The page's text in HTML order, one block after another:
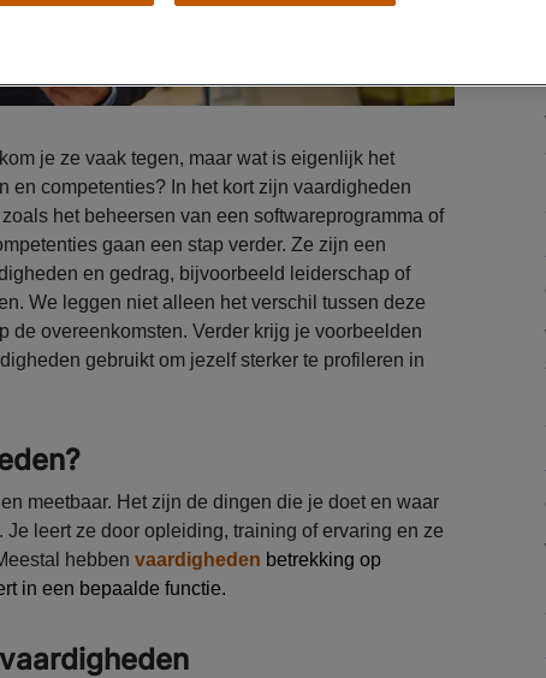
je ze vaak tegen, maar wat is eigenlijk het
en competenties? In het kort zijn vaardigheden
het beheersen van een softwareprogramma of
gaan een stap verder. Ze zijn een
en gedrag, bijvoorbeeld leiderschap of
We leggen niet alleen het verschil tussen deze
de overeenkomsten. Verder krijg je voorbeelden
gebruikt om jezelf sterker te profileren in
meetbaar. Het zijn de dingen die je doet en waar
leert ze door opleiding, training of ervaring en ze
hebben vaardigheden betrekking op
in een bepaalde functie.